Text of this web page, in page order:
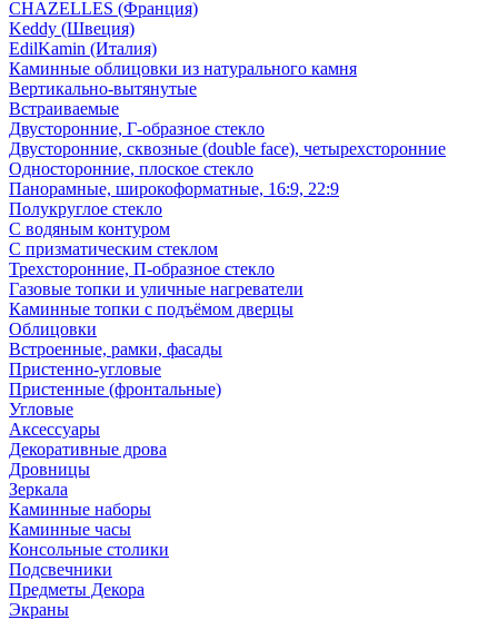
CHAZELLES (Франция)
Keddy (Швеция)
EdilKamin (Италия)
Каминные облицовки из натурального камня
Вертикально-вытянутые
Встраиваемые
Двусторонние, Г-образное стекло
Двусторонние, сквозные (double face), четырехсторонние
Односторонние, плоское стекло
Панорамные, широкоформатные, 16:9, 22:9
Полукруглое стекло
С водяным контуром
С призматическим стеклом
Трехсторонние, П-образное стекло
Газовые топки и уличные нагреватели
Каминные топки с подъёмом дверцы
Облицовки
Встроенные, рамки, фасады
Пристенно-угловые
Пристенные (фронтальные)
Угловые
Аксессуары
Декоративные дрова
Дровницы
Зеркала
Каминные наборы
Каминные часы
Консольные столики
Подсвечники
Предметы Декора
Экраны